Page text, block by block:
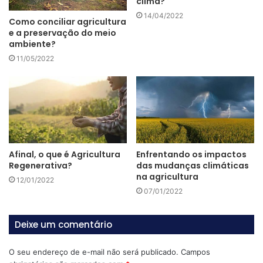
Conhecido pela sigla PSA, o Pagamento por Serviços
Ambientais é um importante
preservação e a recuperação do meio ambiente
O PSA remunera produtores rurais, agricultores familiares,
assentados rurais, comunidades tradicionais e povos
indígenas por serviços ambientais que beneficiem a
sociedade.
Os serviços podem ser:
A restauração de áreas degradadas;
Como conciliar agricultura
e a preservação do meio
ambiente?
11/05/2022
14/04/2022
Afinal, o que é Agricultura
Regenerativa?
12/01/2022
Enfrentando os impactos
das mudanças climáticas
na agricultura
07/01/2022
Deixe um comentário
O seu endereço de e-mail não será publicado. Campos